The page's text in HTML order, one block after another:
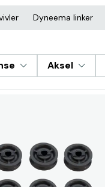
Dyneema linker
Aksel